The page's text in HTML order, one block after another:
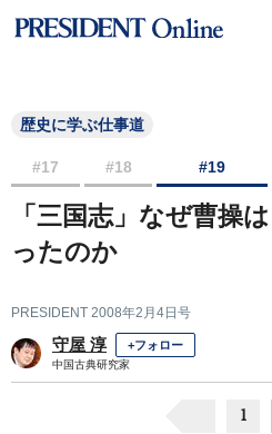
歴史に学ぶ仕事道
#17 #18 #19
「三国志」なぜ曹操
ったのか
PRESIDENT 2008年2月4日号
守屋 淳 +フォロー
中国古典研究家
1